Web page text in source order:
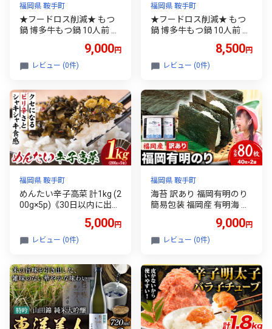
福岡県 鞍手町
★フードロス削減★ もつ
鍋 博多牛もつ鍋 10人前 フ
出荷予定(土日祝除く)》も
つ 牛もつ もつ鍋 醤油 しょ
前 小分け
9,000円
レビュー (0件)
福岡県 鞍手町
★フードロス削減★ もつ
鍋 博多牛もつ鍋 10人前 お
に出荷予定(土日祝除く)》
もつ 牛もつ もつ鍋 醤油 し
8,500円
レビュー (0件)
福岡県 鞍手町
めんたい辛子高菜 計1kg (2
00g×5p)《30日以内に出荷
鞍手町 送料無料 辛子 明太
子 めんたいこ 高菜 おかず
5,000円
レビュー (0件)
福岡県 鞍手町
海苔 訳あり 福岡有明のり
簡易包装 福岡産 有明海 全
リ！《30日以内に出荷予
定(土日祝除く)》
9,000円
レビュー (0件)